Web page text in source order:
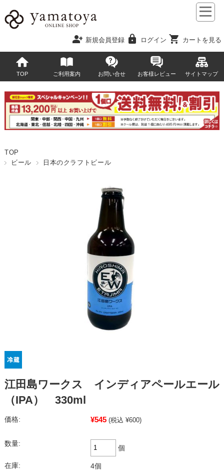
person_add 新規会員登録 lock ログイン shopping_cart カートを見る
TOP ご利用案内 お問い合せ お客様レビュー サイトマップ
TOP
ビール
日本のクラフトビール
江田島ワークス インディアペールエール
（IPA） 330ml
価格: ¥545 (税込 ¥600)
数量:
個
在庫: 4個